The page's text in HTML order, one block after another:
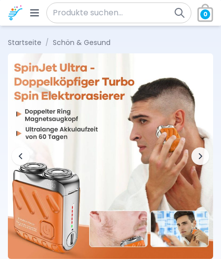
Zum Inhalt springen
Suche nach:
0
Startseite / Schön & Gesund